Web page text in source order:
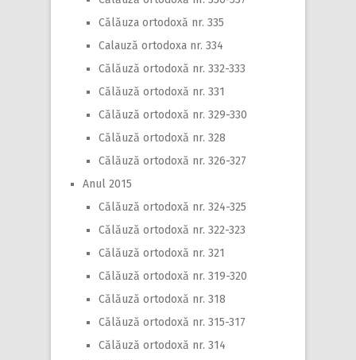
Călăuza ortodoxă nr. 335
Calauză ortodoxa nr. 334
Călăuză ortodoxă nr. 332-333
Călăuză ortodoxă nr. 331
Călăuză ortodoxă nr. 329-330
Călăuză ortodoxă nr. 328
Călăuză ortodoxă nr. 326-327
Anul 2015
Călăuză ortodoxă nr. 324-325
Călăuză ortodoxă nr. 322-323
Călăuză ortodoxă nr. 321
Călăuză ortodoxă nr. 319-320
Călăuză ortodoxă nr. 318
Călăuză ortodoxă nr. 315-317
Călăuză ortodoxă nr. 314